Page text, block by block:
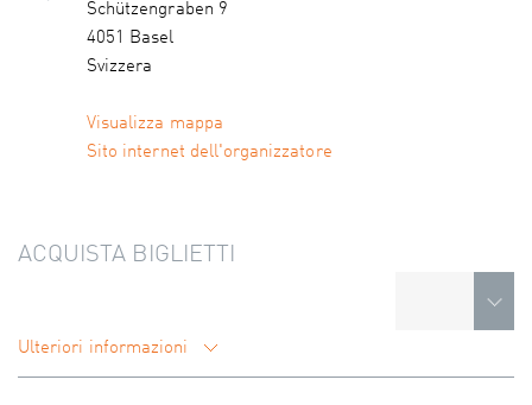
Schützengraben 9
4051 Basel
Svizzera
Visualizza mappa
Sito internet dell'organizzatore
ACQUISTA BIGLIETTI
Ulteriori informazioni